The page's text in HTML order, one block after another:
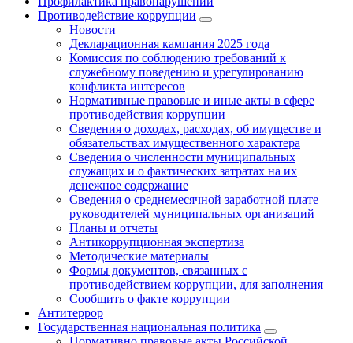
Противодействие коррупции
Новости
Декларационная кампания 2025 года
Комиссия по соблюдению требований к
служебному поведению и урегулированию
конфликта интересов
Нормативные правовые и иные акты в сфере
противодействия коррупции
Сведения о доходах, расходах, об имуществе и
обязательствах имущественного характера
Сведения о численности муниципальных
служащих и о фактических затратах на их
денежное содержание
Сведения о среднемесячной заработной плате
руководителей муниципальных организаций
Планы и отчеты
Антикоррупционная экспертиза
Методические материалы
Формы документов, связанных с
противодействием коррупции, для заполнения
Сообщить о факте коррупции
Антитеррор
Государственная национальная политика